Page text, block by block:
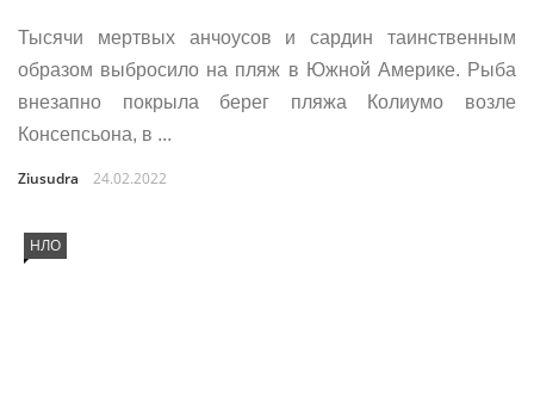
Тысячи мертвых анчоусов и сардин таинственным
образом выбросило на пляж в Южной Америке. Рыба
внезапно покрыла берег пляжа Колиумо возле
Консепсьона, в ...
Ziusudra 24.02.2022
НЛО